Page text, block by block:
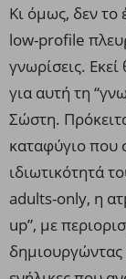
Kι όμως, δεν το
low-profile
γνωρίσεις.
για αυτή τη
Σώστη.
καταφύγιο που
ιδιωτικότητά
adults-only, η
up”, με
δημιουργώντας